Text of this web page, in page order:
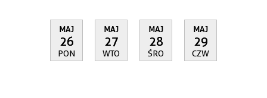
MAJ
26
PON
MAJ
27
WTO
MAJ
28
ŚRO
MAJ
29
CZW